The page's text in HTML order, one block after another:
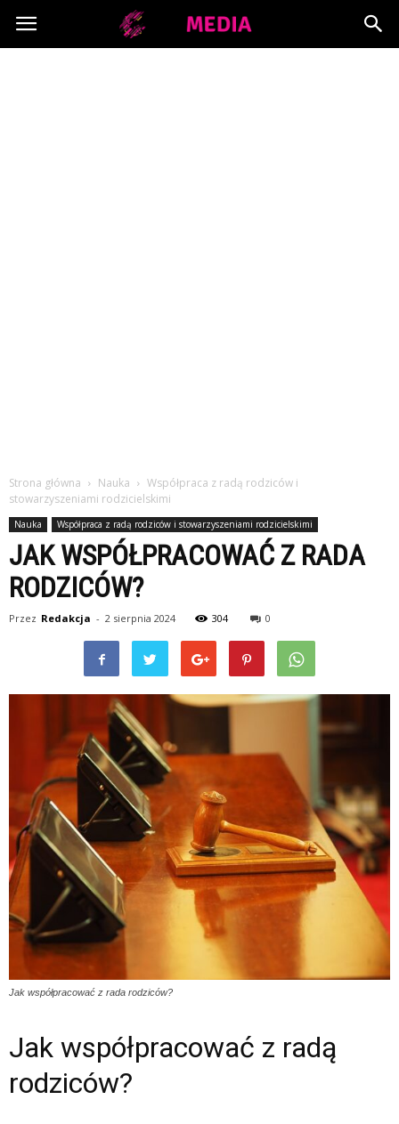
Copymedia.pl
Strona główna Nauka
Współpraca z radą rodziców i
stowarzyszeniami rodzicielskimi
Nauka Współpraca z radą rodziców i stowarzyszeniami rodzicielskimi
JAK WSPÓŁPRACOWAĆ Z RADA
RODZICÓW?
Przez Redakcja - 2 sierpnia 2024 304 0
Jak współpracować z rada rodziców?
Jak współpracować z radą
rodziców?